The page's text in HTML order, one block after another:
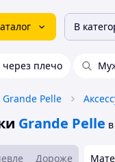
В
плечо
Grande Pelle
Grande Pelle
Дороже